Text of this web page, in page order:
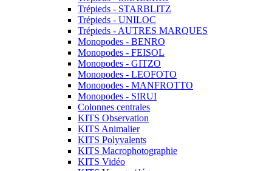
Trépieds - STARBLITZ
Trépieds - UNILOC
Trépieds - AUTRES MARQUES
Monopodes - BENRO
Monopodes - FEISOL
Monopodes - GITZO
Monopodes - LEOFOTO
Monopodes - MANFROTTO
Monopodes - SIRUI
Colonnes centrales
KITS Observation
KITS Animalier
KITS Polyvalents
KITS Macrophotographie
KITS Vidéo